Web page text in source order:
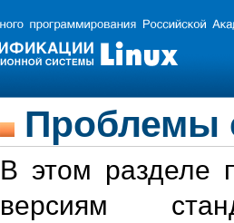
Проблемы
В этом разделе
версиям